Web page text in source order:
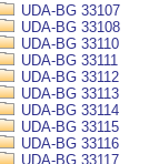
UDA-BG 33107
UDA-BG 33108
UDA-BG 33110
UDA-BG 33111
UDA-BG 33112
UDA-BG 33113
UDA-BG 33114
UDA-BG 33115
UDA-BG 33116
UDA-BG 33117